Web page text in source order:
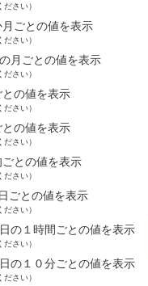
ださい）
ごとの値を表示
ださい）
月ごとの値を表示
ださい）
の値を表示
ださい）
の値を表示
ださい）
との値を表示
ださい）
ごとの値を表示
ださい）
の１時間ごとの値を表示
ださい）
の１０分ごとの値を表示
ださい）